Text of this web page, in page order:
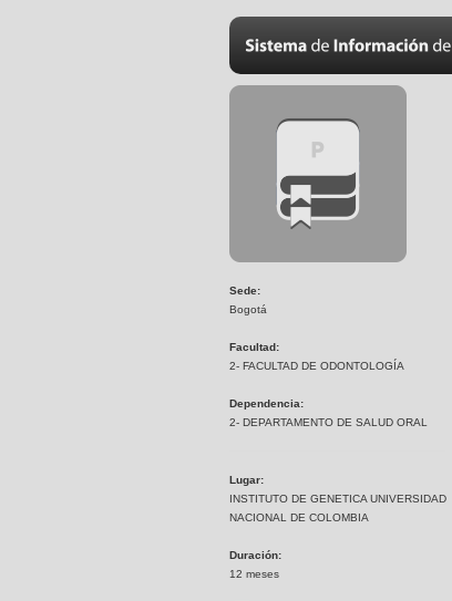
Sede:
Bogotá
Facultad:
2- FACULTAD DE ODONTOLOGÍA
Dependencia:
2- DEPARTAMENTO DE SALUD ORAL
Lugar:
INSTITUTO DE GENETICA UNIVERSIDAD
NACIONAL DE COLOMBIA
Duración:
12 meses